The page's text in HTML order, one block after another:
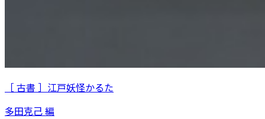
［ 古書 ］江戸妖怪かるた
多田克己 編